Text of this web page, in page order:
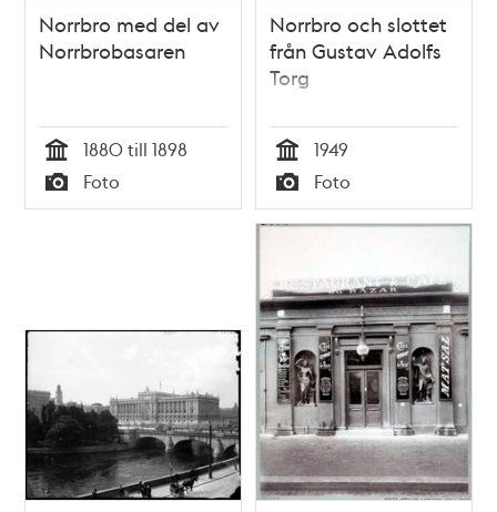
Norrbro med del av
Norrbrobasaren
Tid
1880 till 1898
Typ
Foto
Norrbro och slottet
från Gustav Adolfs
Torg
Tid
1949
Typ
Foto